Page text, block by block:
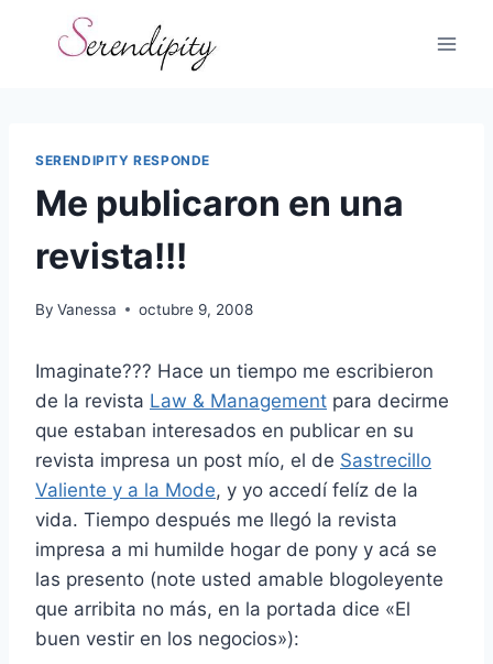
SERENDIPITY RESPONDE
Me publicaron en una
revista!!!
By Vanessa octubre 9, 2008
Imaginate??? Hace un tiempo me escribieron
de la revista Law & Management para decirme
que estaban interesados en publicar en su
revista impresa un post mío, el de Sastrecillo
Valiente y a la Mode, y yo accedí felíz de la
vida. Tiempo después me llegó la revista
impresa a mi humilde hogar de pony y acá se
las presento (note usted amable blogoleyente
que arribita no más, en la portada dice «El
buen vestir en los negocios»):